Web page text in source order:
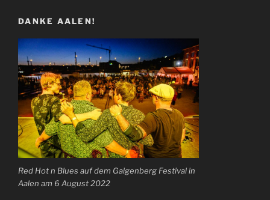
DANKE AALEN!
Red Hot n Blues auf dem Galgenberg Festival in
Aalen am 6 August 2022